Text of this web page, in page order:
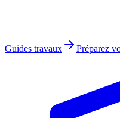
Guides travaux Préparez